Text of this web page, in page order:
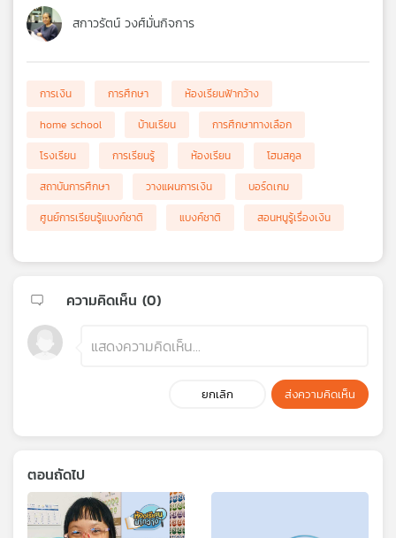
สกาวรัตน์ วงศ์มั่นกิจการ
การเงิน การศึกษา
ห้องเรียนฟ้ากว้าง
home school
บ้านเรียน
การศึกษาทางเลือก
โรงเรียน
การเรียนรู้ ห้องเรียน
โฮมสคูล
สถาบันการศึกษา
วางแผนการเงิน
บอร์ดเกม
ศูนย์การเรียนรู้แบงก์ชาติ
แบงค์ชาติ สอนหนูรู้เรื่องเงิน
ความคิดเห็น (0)
ยกเลิก ส่งความคิดเห็น
ตอนถัดไป